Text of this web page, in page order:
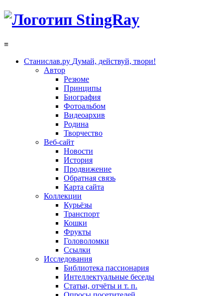
≡
Станислав.ру Думай, действуй, твори!
Автор
Резюме
Принципы
Биография
Фотоальбом
Видеоархив
Родина
Творчество
Веб-сайт
Новости
История
Продвижение
Обратная связь
Карта сайта
Коллекции
Курьёзы
Транспорт
Кошки
Фрукты
Головоломки
Ссылки
Исследования
Библиотека пассионария
Интеллектуальные беседы
Статьи, отчёты и т. п.